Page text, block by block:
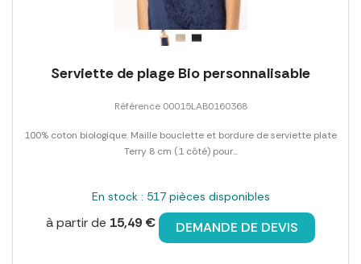
Serviette de plage Bio personnalisable
Référence 00015LAB0160368
100% coton biologique. Maille bouclette et bordure de serviette plate
Terry 8 cm (1 côté) pour...
En stock : 517 pièces disponibles
à partir de 15,49 € DEMANDE DE DEVIS